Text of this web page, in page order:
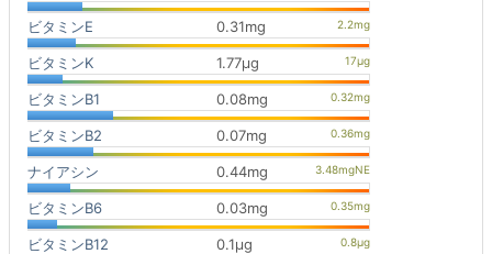
ビタミンE 0.31mg
ビタミンK 1.77μg
ビタミンB1 0.08mg
ビタミンB2 0.07mg
ナイアシン 0.44mg
ビタミンB6 0.03mg
ビタミンB12 0.1μg